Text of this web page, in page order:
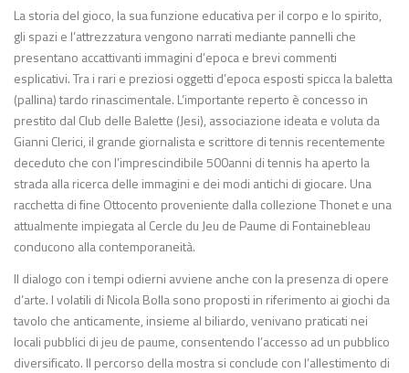
La storia del gioco, la sua funzione educativa per il corpo e lo spirito,
gli spazi e l’attrezzatura vengono narrati mediante pannelli che
presentano accattivanti immagini d’epoca e brevi commenti
esplicativi. Tra i rari e preziosi oggetti d’epoca esposti spicca la baletta
(pallina) tardo rinascimentale. L’importante reperto è concesso in
prestito dal Club delle Balette (Jesi), associazione ideata e voluta da
Gianni Clerici, il grande giornalista e scrittore di tennis recentemente
deceduto che con l’imprescindibile 500anni di tennis ha aperto la
strada alla ricerca delle immagini e dei modi antichi di giocare. Una
racchetta di fine Ottocento proveniente dalla collezione Thonet e una
attualmente impiegata al Cercle du Jeu de Paume di Fontainebleau
conducono alla contemporaneità.
Il dialogo con i tempi odierni avviene anche con la presenza di opere
d’arte. I volatili di Nicola Bolla sono proposti in riferimento ai giochi da
tavolo che anticamente, insieme al biliardo, venivano praticati nei
locali pubblici di jeu de paume, consentendo l’accesso ad un pubblico
diversificato. Il percorso della mostra si conclude con l’allestimento di